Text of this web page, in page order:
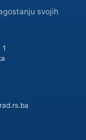
svojih